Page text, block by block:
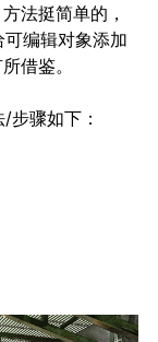
法挺简单的，
编辑对象添加
借鉴。
步骤如下：